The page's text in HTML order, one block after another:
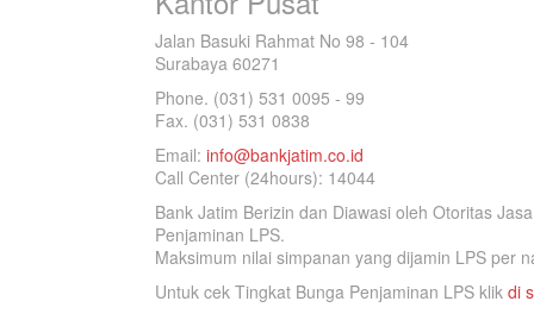
Jalan Basuki Rahmat No 98 - 104
Surabaya 60271
Phone. (031) 531 0095 - 99
Fax. (031) 531 0838
Email: info@bankjatim.co.id
Call Center (24hours): 14044
Bank Jatim Berizin dan Diawasi oleh Otoritas
Penjaminan LPS.
Maksimum nilai simpanan yang dijamin LPS per
Untuk cek Tingkat Bunga Penjaminan LPS klik di